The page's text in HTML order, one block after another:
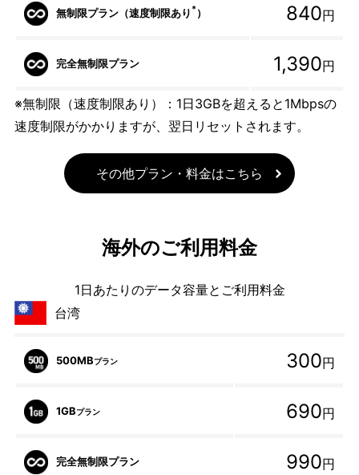
無制限プラン（速度制限あり * ） 840円
完全無制限プラン 1,390円
※無制限（速度制限あり）：1日3GBを超えると1Mbpsの
速度制限がかかりますが、翌日リセットされます。
その他プラン・料金はこちら
海外のご利用料金
1日あたりのデータ容量とご利用料金
台湾
500MBプラン 300円
1GBプラン 690円
完全無制限プラン 990円